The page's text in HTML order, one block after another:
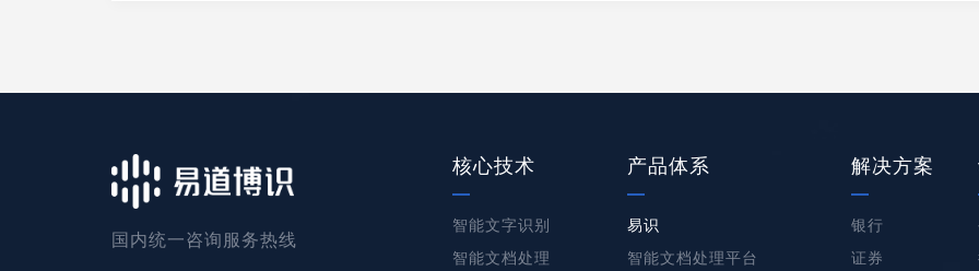
国内统一咨询服务热线
核心技术
智能文字识别
智能文档处理
产品体系
易识
智能文档处理平台
解决方案
银行
证券